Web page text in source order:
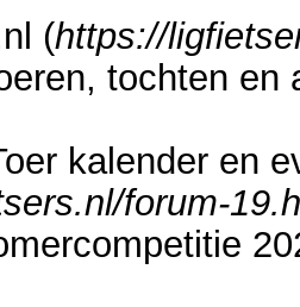
(https://
tochten en
kalender en
forum-